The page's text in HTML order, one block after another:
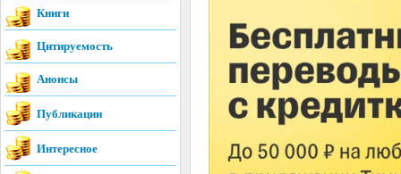
Книги
Цитируемость
Анонсы
Публикации
Интересное